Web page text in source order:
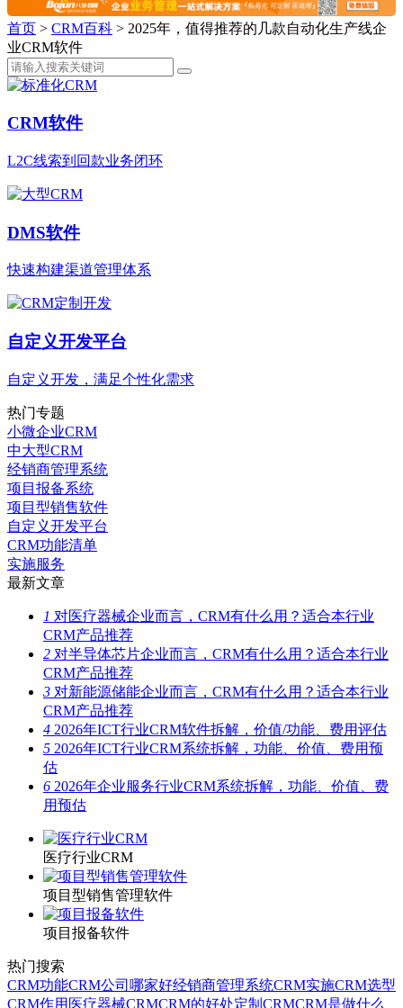
首页 > CRM百科 > 2025年，值得推荐的几款自动化生产线企
业CRM软件
CRM软件
L2C线索到回款业务闭环
DMS软件
快速构建渠道管理体系
自定义开发平台
自定义开发，满足个性化需求
热门专题
小微企业CRM
中大型CRM
经销商管理系统
项目报备系统
项目型销售软件
自定义开发平台
CRM功能清单
实施服务
最新文章
1 对医疗器械企业而言，CRM有什么用？适合本行业
CRM产品推荐
2 对半导体芯片企业而言，CRM有什么用？适合本行业
CRM产品推荐
3 对新能源储能企业而言，CRM有什么用？适合本行业
CRM产品推荐
4 2026年ICT行业CRM软件拆解，价值/功能、费用评估
5 2026年ICT行业CRM系统拆解，功能、价值、费用预
估
6 2026年企业服务行业CRM系统拆解，功能、价值、费
用预估
医疗行业CRM
项目型销售管理软件
项目报备软件
热门搜索
CRM功能CRM公司哪家好经销商管理系统CRM实施CRM选型
CRM作用 医疗器械CRMCRM的好处定制CRMCRM是做什么